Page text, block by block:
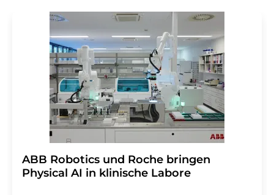
Str. 2, 12489 Berlin oder per E-Mail unter
widerruf@lumitos.commit Wirkung für die Zukunft
widerrufen. Zudem ist in jeder E-Mail ein Link zur
Abbestellung des entsprechenden Newsletters
enthalten.
​​​​​​​ABB Robotics und Roche bringen
Physical AI in klinische Labore